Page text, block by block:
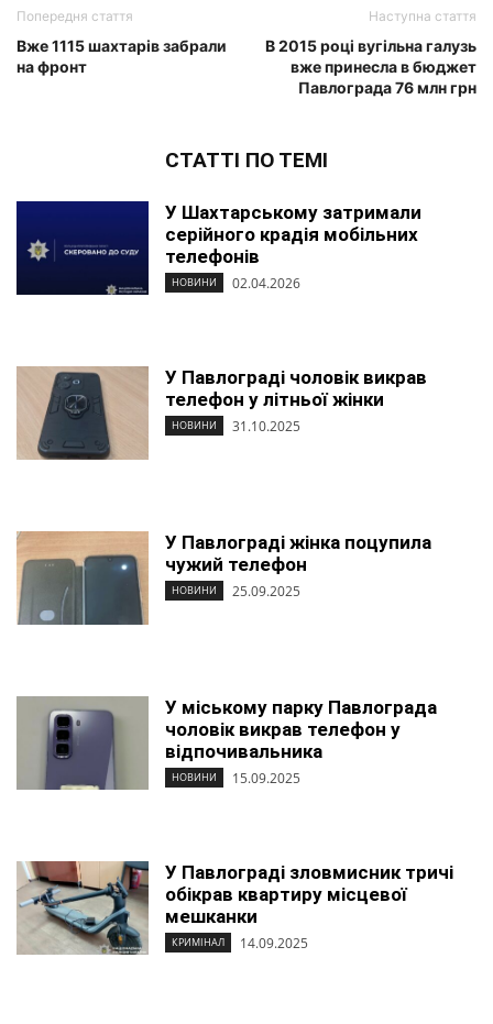
Попередня стаття
Вже 1115 шахтарів забрали
на фронт
Наступна стаття
В 2015 році вугільна галузь
вже принесла в бюджет
Павлограда 76 млн грн
СТАТТІ ПО ТЕМІ
У Шахтарському затримали
серійного крадія мобільних
телефонів
НОВИНИ 02.04.2026
У Павлограді чоловік викрав
телефон у літньої жінки
НОВИНИ 31.10.2025
У Павлограді жінка поцупила
чужий телефон
НОВИНИ 25.09.2025
У міському парку Павлограда
чоловік викрав телефон у
відпочивальника
НОВИНИ 15.09.2025
У Павлограді зловмисник тричі
обікрав квартиру місцевої
мешканки
КРИМІНАЛ 14.09.2025